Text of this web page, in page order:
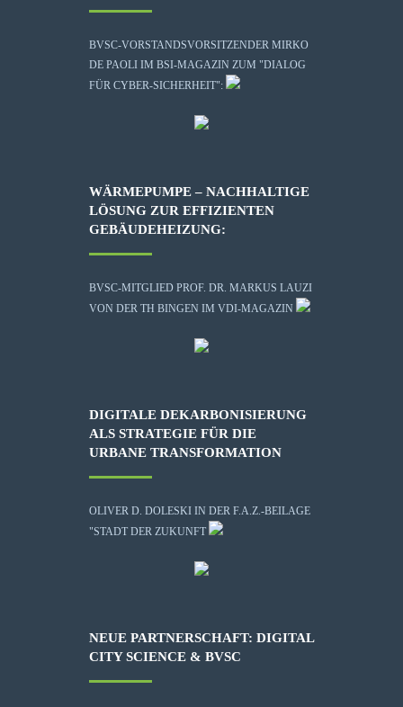
BVSC-VORSTANDSVORSITZENDER MIRKO
DE PAOLI IM BSI-MAGAZIN ZUM "DIALOG
FÜR CYBER-SICHERHEIT":
WÄRMEPUMPE – NACHHALTIGE
LÖSUNG ZUR EFFIZIENTEN
GEBÄUDEHEIZUNG:
BVSC-MITGLIED PROF. DR. MARKUS LAUZI
VON DER TH BINGEN IM VDI-MAGAZIN
DIGITALE DEKARBONISIERUNG
ALS STRATEGIE FÜR DIE
URBANE TRANSFORMATION
OLIVER D. DOLESKI IN DER F.A.Z.-BEILAGE
"STADT DER ZUKUNFT
NEUE PARTNERSCHAFT: DIGITAL
CITY SCIENCE & BVSC